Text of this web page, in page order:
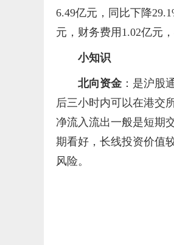
6.49亿元，同比下降
元，财务费用1.02亿元，
小知识
北向资金 ：是沪股
后三小时内可以在港交
净流入流出一般是短期
期看好，长线投资价值
风险。